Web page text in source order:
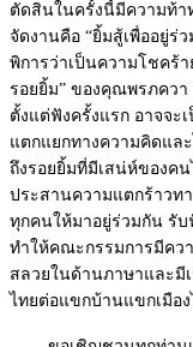
ตัดสินในครั้งนี้มีความท้า
จัดงานคือ “ยิ้มสู้เพื่ออยู่ร่
พิการว่าเป็นความโชคร้
รอยยิ้ม” ของคุณพรภควา
ตั้งแต่ฟังครั้งแรก อาจจะ
แตกแยกทางความคิดแล
ถึงรอยยิ้มที่มีเสน่ห์ของค
ประสานความแตกร้าวท
ทุกคนให้มาอยู่ร่วมกัน รับ
ทำให้คณะกรรมการมีคว
สลวยในด้านภาษาและมี
ไทยต่อแขกบ้านแขกเมือง